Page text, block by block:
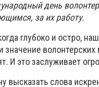
день
за их работу.
глубоко и остро,
значение
И это заслуживает
высказать слова